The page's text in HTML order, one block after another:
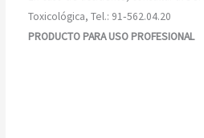
Toxicológica, Tel.: 91‐562.04.20
PRODUCTO PARA USO PROFESIONAL